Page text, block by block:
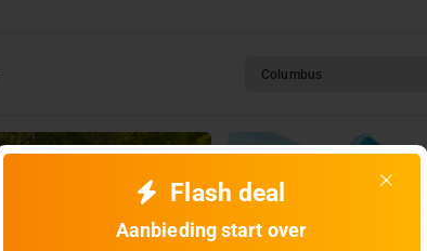
Columbus
Flash deal
Aanbieding start over